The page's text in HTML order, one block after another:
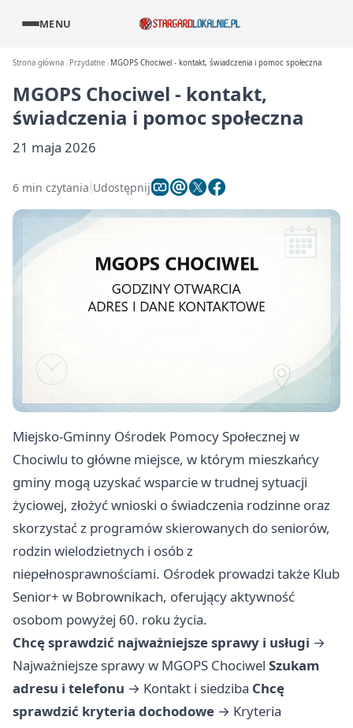
MENU
Strona główna Przydatne MGOPS Chociwel - kontakt, świadczenia i pomoc społeczna
MGOPS Chociwel - kontakt,
świadczenia i pomoc społeczna
21 maja 2026
6 min czytania Udostępnij
Miejsko-Gminny Ośrodek Pomocy Społecznej w
Chociwlu to główne miejsce, w którym mieszkańcy
gminy mogą uzyskać wsparcie w trudnej sytuacji
życiowej, złożyć wnioski o świadczenia rodzinne oraz
skorzystać z programów skierowanych do seniorów,
rodzin wielodzietnych i osób z
niepełnosprawnościami. Ośrodek prowadzi także Klub
Senior+ w Bobrownikach, oferujący aktywność
osobom powyżej 60. roku życia.
Chcę sprawdzić najważniejsze sprawy i usługi →
Najważniejsze sprawy w MGOPS Chociwel Szukam
adresu i telefonu → Kontakt i siedziba Chcę
sprawdzić kryteria dochodowe → Kryteria